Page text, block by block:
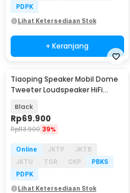
PDPK
Lihat Ketersediaan Stok
+ Keranjang
Tiaoping Speaker Mobil Dome
Tweeter Loudspeaker HiFi
Black
Rp69.900
Rp113.900 39%
Online JKTP
JKTB
JKTU
TGR CKP
PBKS
PDPK
Lihat Ketersediaan Stok